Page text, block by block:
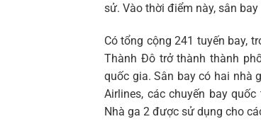
sử. Vào thời điểm này, sân
Có tổng cộng 241 tuyến bay,
Thành Đô trở thành thành
quốc gia. Sân bay có hai nhà
Airlines, các chuyến bay
Nhà ga 2 được sử dụng cho